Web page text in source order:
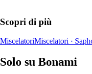
Scopri di più
MiscelatoriMiscelatori ·
Solo su Bonami